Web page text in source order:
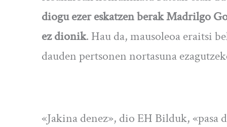
diogu ezer eskatzen berak Madrilgo
ez dionik. Hau da, mausoleoa eraitsi
dauden pertsonen nortasuna
«Jakina denez», dio EH Bilduk,